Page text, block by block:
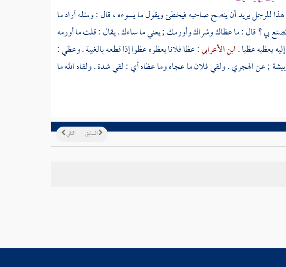
للرجل يريد أن ينصح صاحبه فيخطئ ويقول ما يسوءه ، قال : ومثله أراد ما
بي ؟ قال : ما عظاك وشراك وأورمك ; يعني ما ساءك . يقال : قلت ما أورمه
يعظيه عظيا .ابن الأعرابي: عظا فلانا يعظوه عظوا إذا قطعه بالغيبة . وعظي :
; عنالهجري. ولقي فلان ما عجاه وما عظاه أي : لقي شدة . ولقاه الله ما
التالي السابق